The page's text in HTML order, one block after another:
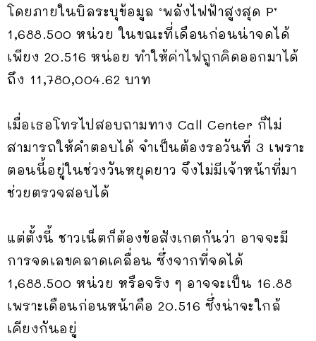
โดยภายในบิลระบุข้อมูล ‘พลังไฟฟ้าสูงสุด P’
1,688.500 หน่วย ในขณะที่เดือนก่อนน่าจดได้
เพียง 20.516 หน่อย ทำให้ค่าไฟถูกคิดออกมาได้
ถึง 11,780,004.62 บาท
เมื่อเธอโทรไปสอบถามทาง Call Center ก็ไม่
สามารถให้คำตอบได้ จำเป็นต้องรอวันที่ 3 เพราะ
ตอนนี้อยู่ในช่วงวันหยุดยาว จึงไม่มีเจ้าหน้าที่มา
ช่วยตรวจสอบได้
แต่ตั้งนี้ ชาวเน็ตก็ต้องข้อสังเกตกันว่า อาจจะมี
การจดเลขคลาดเคลื่อน ซึ่งจากที่จดได้
1,688.500 หน่วย หรือจริง ๆ อาจจะเป็น 16.88
เพราะเดือนก่อนหน้าคือ 20.516 ซึ่งน่าจะใกล้
เคียงกันอยู่